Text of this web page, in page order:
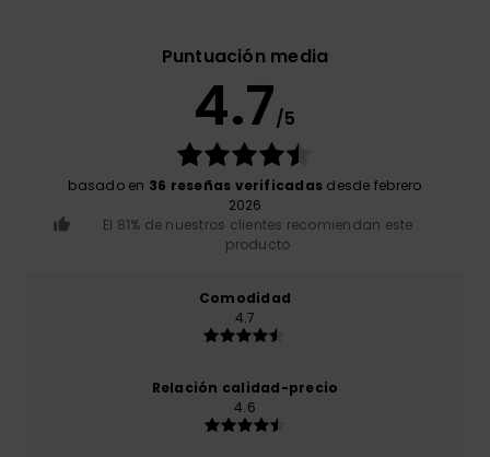
Puntuación media
4.7/5
basado en 36 reseñas verificadas desde febrero
2026
El 81% de nuestros clientes recomiendan este
producto
Comodidad
4.7
Relación calidad-precio
4.6